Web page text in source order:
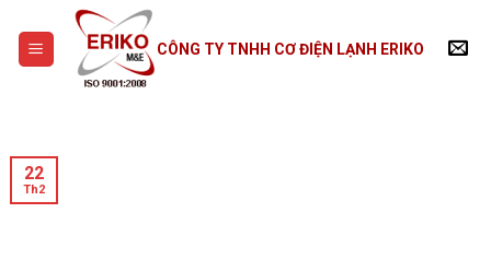
content
CÔNG TY TNHH CƠ ĐIỆN LẠNH ERIKO
22
Th2